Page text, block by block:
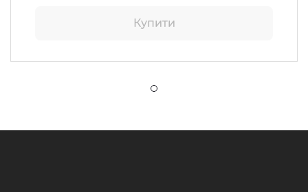
Купити